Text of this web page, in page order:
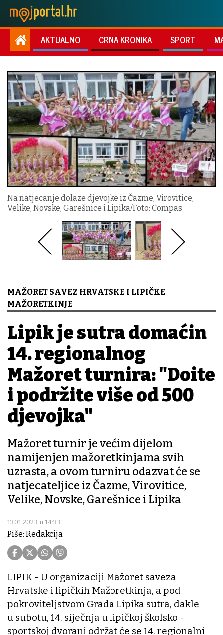
AKTUALNO CRNA KRONIKA SPORT
Na natjecanje dolaze djevojke iz Čazme, Virovitice,
Velike, Novske, Garešnice i Lipika/Foto: Compas
MAŽORET SAVEZ HRVATSKE I LIPIČKE
MAŽORETKINJE
Lipik je sutra domaćin
14. regionalnog
Mažoret turnira: "Dođite
i podržite više od 500
djevojka"
Mažoret turnir je većim dijelom
namijenjen mažoretkinjama svih
uzrasta, a ovom turniru odazvat će se
natjecateljice iz Čazme, Virovitice,
Velike, Novske, Garešnice i Lipika
13.01.2023. u 14:33
Piše: Redakcija
LIPIK - U organizaciji Mažoret saveza
Hrvatske i lipičkih Mažoretkinja, a pod
pokroviteljstvom Grada Lipika sutra, dakle
u subotu, 14. siječnja u lipičkoj školsko -
sportskoj dvorani održat će se 14. regionalni